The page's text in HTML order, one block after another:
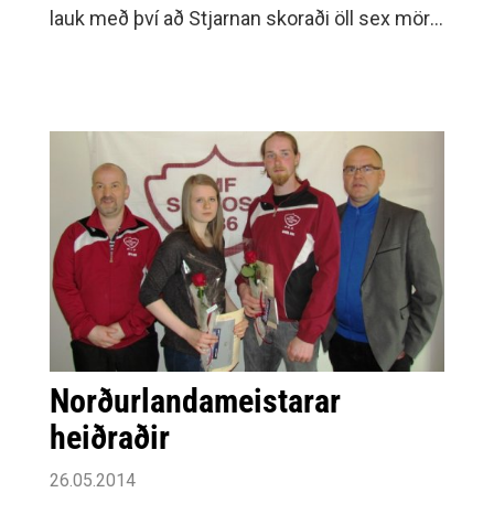
lauk með því að Stjarnan skoraði öll sex mörk
Norðurlandameistarar
heiðraðir
26.05.2014